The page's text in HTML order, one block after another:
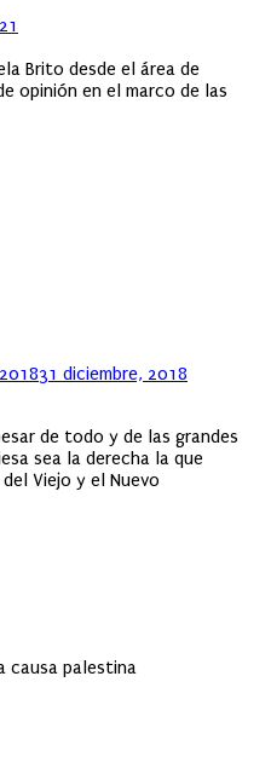
Brito desde el área de
opinión en el marco de las
31 diciembre, 2018
de todo y de las grandes
sea la derecha la que
Viejo y el Nuevo
causa palestina